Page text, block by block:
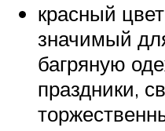
красный
значимый
багряную
праздники,